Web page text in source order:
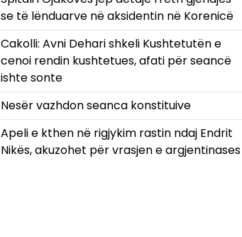
se të lënduarve në aksidentin në Korenicë
Cakolli: Avni Dehari shkeli Kushtetutën e
cenoi rendin kushtetues, afati për seancë
ishte sonte
Nesër vazhdon seanca konstituive
Apeli e kthen në rigjykim rastin ndaj Endrit
Nikës, akuzohet për vrasjen e argjentinases